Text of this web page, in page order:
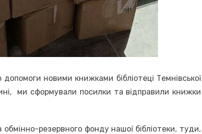
новими книжками бібліотеці Темнівської
ми сформували посилки та відправили книжки
резервного фонду нашої бібліотеки, туди,